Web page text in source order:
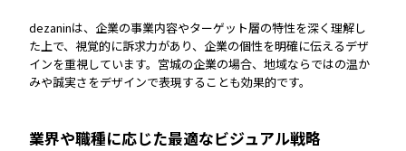
dezaninは、企業の事業内容やターゲット層の特性を深く理解し
た上で、視覚的に訴求力があり、企業の個性を明確に伝えるデザ
インを重視しています。宮城の企業の場合、地域ならではの温か
みや誠実さをデザインで表現することも効果的です。
業界や職種に応じた最適なビジュアル戦略